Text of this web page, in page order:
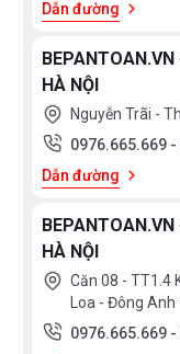
Dẫn đường
HÀ NỘI
Nguyễn Trãi -
0976.665.669 -
Dẫn đường
HÀ NỘI
Căn 08 - TT1.4
Loa - Đông Anh
0976.665.669 -